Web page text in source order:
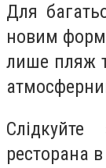
Для
новим
лише пляж
ресторана в